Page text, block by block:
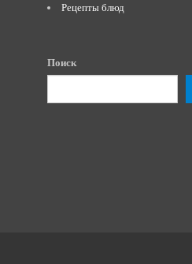
Рецепты блюд
Поиск